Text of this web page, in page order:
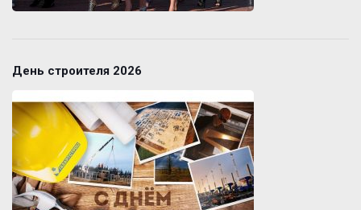
День строителя 2026